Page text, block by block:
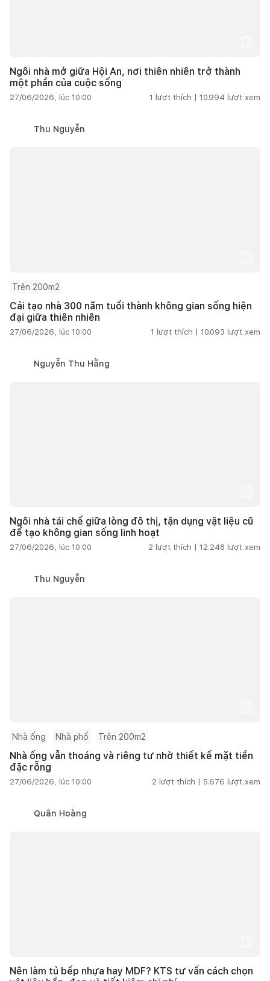
Ngôi nhà mở giữa Hội An, nơi thiên nhiên trở thành
một phần của cuộc sống
27/06/2026, lúc 10:00 1 lượt thích | 10.994 lượt xem
Thu Nguyễn
Trên 200m2
Cải tạo nhà 300 năm tuổi thành không gian sống hiện
đại giữa thiên nhiên
27/06/2026, lúc 10:00 1 lượt thích | 10.093 lượt xem
Nguyễn Thu Hằng
Ngôi nhà tái chế giữa lòng đô thị, tận dụng vật liệu cũ
để tạo không gian sống linh hoạt
27/06/2026, lúc 10:00 2 lượt thích | 12.248 lượt xem
Thu Nguyễn
Nhà ống Nhà phố Trên 200m2
Nhà ống vẫn thoáng và riêng tư nhờ thiết kế mặt tiền
đặc rỗng
27/06/2026, lúc 10:00 2 lượt thích | 5.676 lượt xem
Quân Hoàng
Nên làm tủ bếp nhựa hay MDF? KTS tư vấn cách chọn